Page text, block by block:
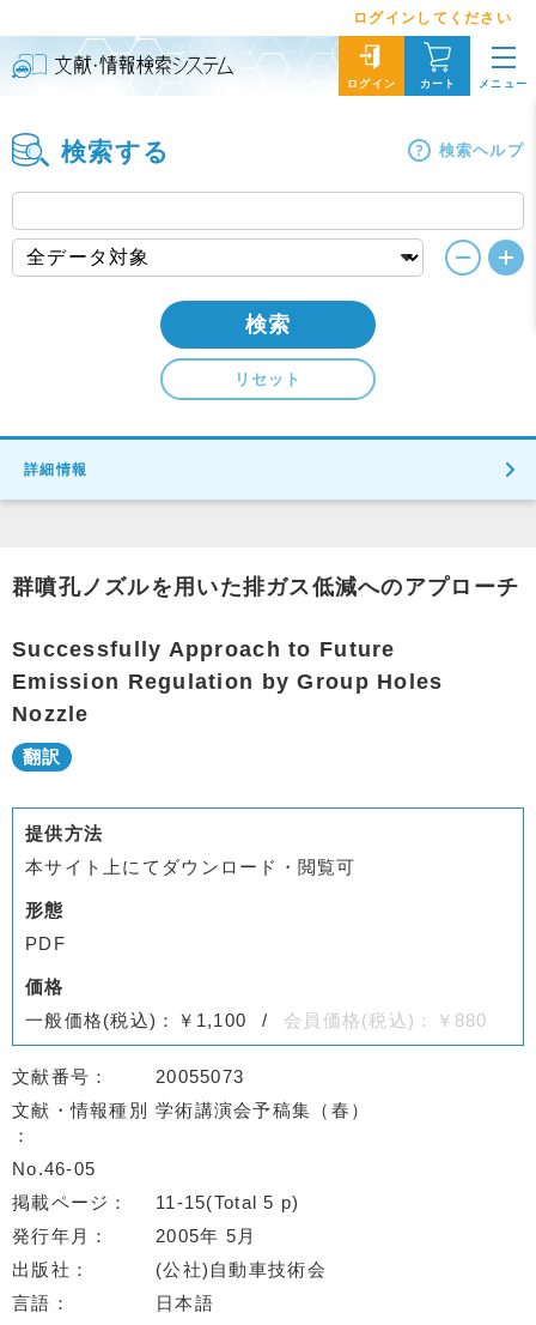
ログインしてください
ログイン カート メニュー
検索する 検索ヘルプ
検索
リセット
詳細情報
群噴孔ノズルを用いた排ガス低減へのアプローチ
Successfully Approach to Future
Emission Regulation by Group Holes
Nozzle
提供方法
本サイト上にてダウンロード・閲覧可
形態
PDF
価格
一般価格(税込)：￥1,100
会員価格(税込)：￥880
文献番号
20055073
文献・情報種別
学術講演会予稿集（春）
No.46-05
掲載ページ
11-15(Total 5 p)
発行年月
2005年 5月
出版社
(公社)自動車技術会
言語
日本語